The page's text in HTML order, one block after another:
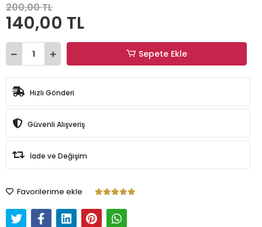
200,00 TL
140,00 TL
Sepete Ekle
Hızlı Gönderi
Güvenli Alışveriş
İade ve Değişim
Favorilerime ekle